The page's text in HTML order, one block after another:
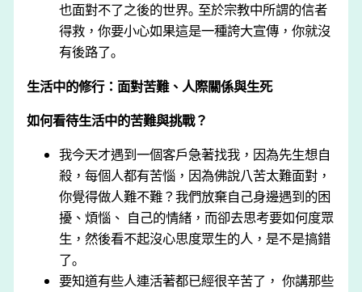
也⾯對不了之後的世界｡ ⾄於宗教中所謂的信者
得救，你要⼩⼼如果這是⼀種誇⼤宣傳，你就沒
有後路了｡
生活中的修行：面對苦難、人際關係與生死
如何看待生活中的苦難與挑戰？
我今天才遇到⼀個客⼾急著找我，因為先⽣想⾃
殺，每個⼈都有苦惱，因為佛說八苦太難⾯對，
你覺得做⼈難不難？我們放棄⾃⼰⾝邊遇到的困
擾、煩惱、 ⾃⼰的情緒，⽽卻去思考要如何度眾
⽣，然後看不起沒⼼思度眾⽣的⼈，是不是搞錯
了｡
要知道有些⼈連活著都已經很辛苦了， 你講那些